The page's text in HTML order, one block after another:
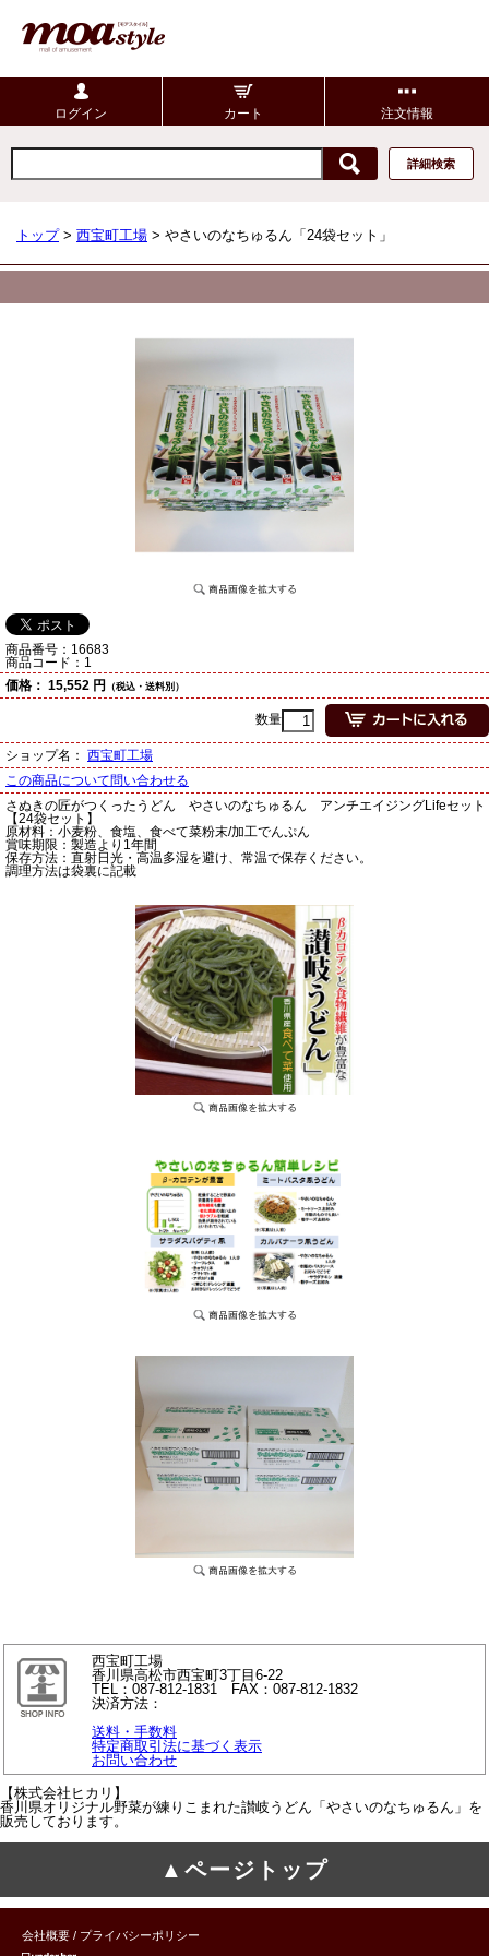
ログイン カート 注文情報
詳細検索
トップ> 西宝町工場 > やさいのなちゅるん「24袋セット」
商品番号： 16683
商品コード： 1
価格： 15,552 円 （税込・送料別）
数量
ショップ名： 西宝町工場
この商品について問い合わせる
さぬきの匠がつくったうどん やさいのなちゅるん アンチエイジングLifeセット
【24袋セット】
原材料：小麦粉、食塩、食べて菜粉末/加工でんぷん
賞味期限：製造より1年間
保存方法：直射日光・高温多湿を避け、常温で保存ください。
調理方法は袋裏に記載
西宝町工場
香川県高松市西宝町3丁目6-22
TEL：087-812-1831 FAX：087-812-1832
決済方法：
送料・手数料
特定商取引法に基づく表示
お問い合わせ
【株式会社ヒカリ】
香川県オリジナル野菜が練りこまれた讃岐うどん「やさいのなちゅるん」を
販売しております。
▲ページトップ
会社概要 / プライバシーポリシー